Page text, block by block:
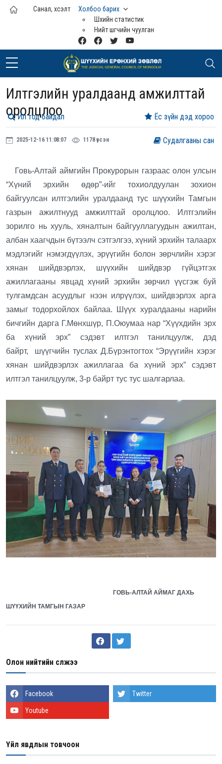
Үндсэн агуулга руу шилжих
Санал, хүсэлт
Холбоо барих
Шүүхийн статистик
Нийт шүүгчийн чуулган
Илтгэлийн уралдаанд амжилттай
оролцлоо
2025-12-16 11:08:07 1178 үзсэн
Говь-Алтай аймгийн Прокурорын газраас олон улсын
“Хүний эрхийн өдөр”-ийг тохиолдуулан зохион
байгуулсан илтгэлийн уралдаанд тус шүүхийн Тамгын
газрын ажилтнууд амжилттай оролцлоо. Илтгэлийн
зорилго нь хууль, хяналтын байгууллагуудын ажилтан,
албан хаагчдын бүтээлч сэтгэлгээ, хүний эрхийн талаарх
мэдлэгийг нэмэгдүүлэх, эрүүгийн болон зөрчлийн хэрэг
хянан шийдвэрлэх, шүүхийн шийдвэр гүйцэтгэх
ажиллагааны явцад хүний эрхийн зөрчил үүсгэж буй
тулгамдсан асуудлыг нээн илрүүлэх, шийдвэрлэх арга
замыг тодорхойлох байлаа. Шүүх хуралдааны нарийн
бичгийн дарга Г.Мөнхшүр, П.Оюумаа нар “Хүүхдийн эрх
ба хүний эрх” сэдэвт илтгэл танилцуулж, дэд
байрт, шүүгчийн туслах Д.Бүрэнтогтох “Эрүүгийн хэрэг
хянан шийдвэрлэх ажиллагаа ба хүний эрх” сэдэвт
илтгэл танилцуулж, 3-р байрт тус тус шалгарлаа.
ГОВЬ-АЛТАЙ АЙМАГ ДАХЬ
ШҮҮХИЙН ТАМГЫН ГАЗАР
Олон нийтийн сүлжээ
Facebook Twitter
Youtube
Үйл явдлын товчоон
Судалгааны сан
Ёс зүйн дэд хороо
Ил тод байдал